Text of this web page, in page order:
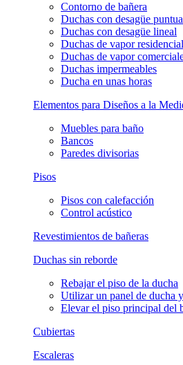
Contorno de bañera
Duchas con desagüe
Duchas con desagüe lineal
Duchas de vapor
Duchas de vapor
Duchas impermeables
Ducha en unas horas
Elementos para Diseños a la
Muebles para baño
Bancos
Paredes divisorias
Pisos
Pisos con calefacción
Control acústico
Revestimientos de bañeras
Duchas sin reborde
Rebajar el piso de la ducha
Utilizar un panel de ducha
Elevar el piso principal del
Cubiertas
Escaleras